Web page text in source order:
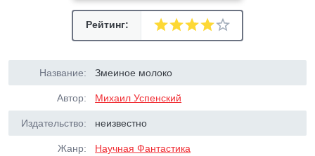
Рейтинг:
Название: Змеиное молоко
Автор: Михаил Успенский
Издательство: неизвестно
Жанр: Научная Фантастика